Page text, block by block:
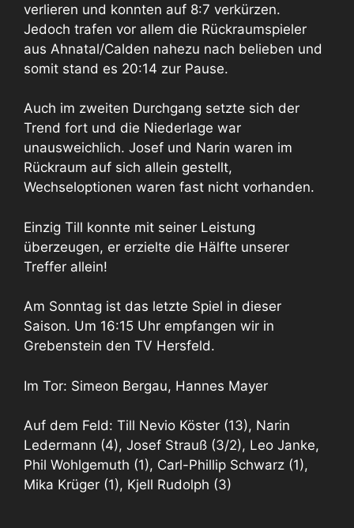
verlieren und konnten auf 8:7 verkürzen.
Jedoch trafen vor allem die Rückraumspieler
aus Ahnatal/Calden nahezu nach belieben und
somit stand es 20:14 zur Pause.
Auch im zweiten Durchgang setzte sich der
Trend fort und die Niederlage war
unausweichlich. Josef und Narin waren im
Rückraum auf sich allein gestellt,
Wechseloptionen waren fast nicht vorhanden.
Einzig Till konnte mit seiner Leistung
überzeugen, er erzielte die Hälfte unserer
Treffer allein!
Am Sonntag ist das letzte Spiel in dieser
Saison. Um 16:15 Uhr empfangen wir in
Grebenstein den TV Hersfeld.
Im Tor: Simeon Bergau, Hannes Mayer
Auf dem Feld: Till Nevio Köster (13), Narin
Ledermann (4), Josef Strauß (3/2), Leo Janke,
Phil Wohlgemuth (1), Carl-Phillip Schwarz (1),
Mika Krüger (1), Kjell Rudolph (3)